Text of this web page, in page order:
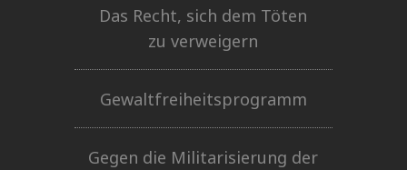
Das Recht, sich dem Töten
zu verweigern
Gewaltfreiheitsprogramm
Gegen die Militarisierung der